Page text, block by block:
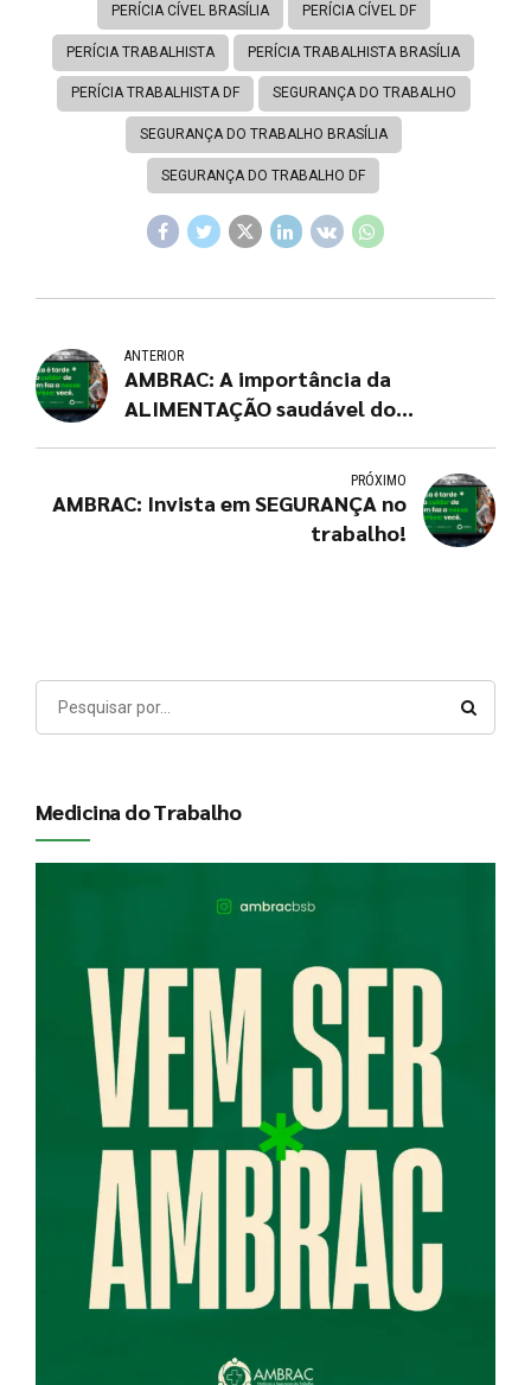
PERÍCIA CÍVEL BRASÍLIA PERÍCIA CÍVEL DF
PERÍCIA TRABALHISTA PERÍCIA TRABALHISTA BRASÍLIA
PERÍCIA TRABALHISTA DF SEGURANÇA DO TRABALHO
SEGURANÇA DO TRABALHO BRASÍLIA
SEGURANÇA DO TRABALHO DF
ANTERIOR
AMBRAC: A importância da
ALIMENTAÇÃO saudável do
PRÓXIMO
AMBRAC: Invista em SEGURANÇA no
trabalho!
Medicina do Trabalho